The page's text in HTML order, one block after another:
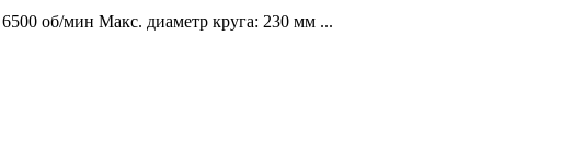
об/мин Макс. диаметр круга: 230 мм ...